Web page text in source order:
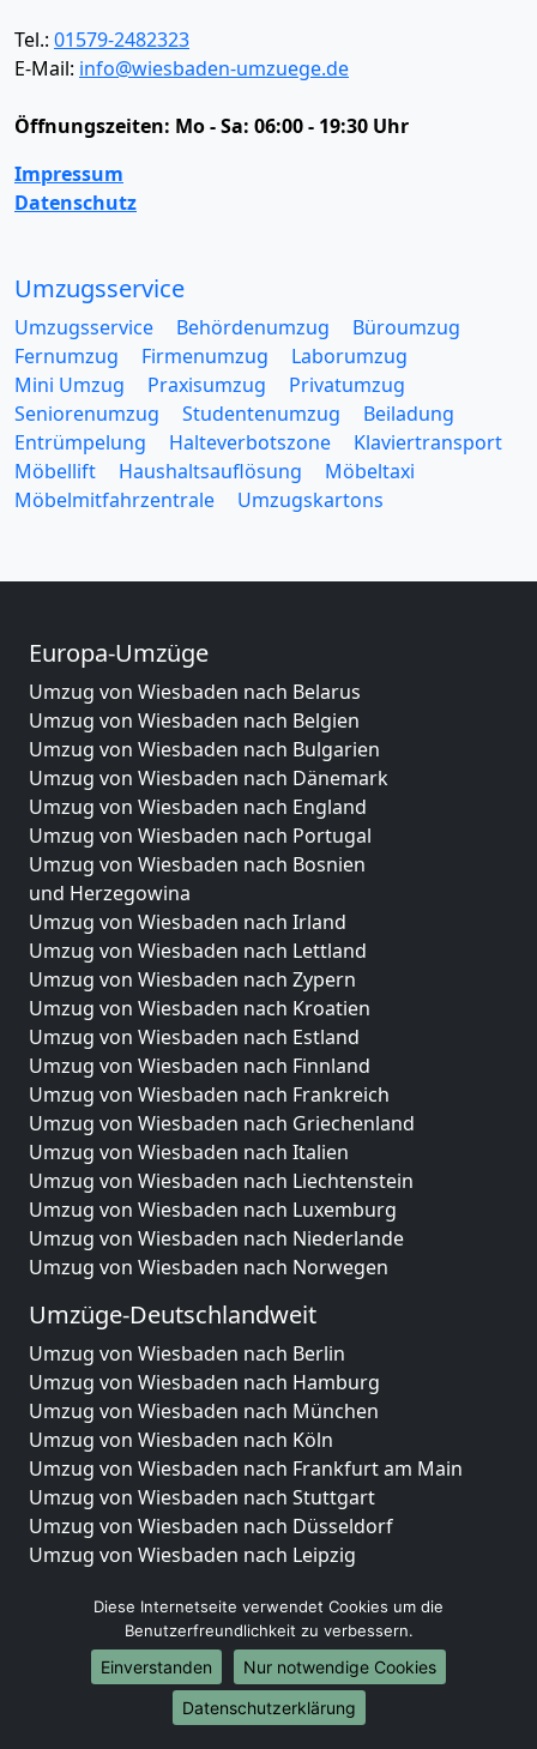
Tel.: 01579-2482323
E-Mail: info@wiesbaden-umzuege.de
Öffnungszeiten: Mo - Sa: 06:00 - 19:30 Uhr
Impressum
Datenschutz
Umzugsservice
Umzugsservice Behördenumzug
Büroumzug
Fernumzug
Firmenumzug
Laborumzug
Mini Umzug
Praxisumzug
Privatumzug
Seniorenumzug
Studentenumzug
Beiladung
Entrümpelung
Halteverbotszone
Klaviertransport
Möbellift
Haushaltsauflösung
Möbeltaxi
Möbelmitfahrzentrale
Umzugskartons
Europa-Umzüge
Umzug von Wiesbaden nach Belarus
Umzug von Wiesbaden nach Belgien
Umzug von Wiesbaden nach Bulgarien
Umzug von Wiesbaden nach Dänemark
Umzug von Wiesbaden nach England
Umzug von Wiesbaden nach Portugal
Umzug von Wiesbaden nach Bosnien
und Herzegowina
Umzug von Wiesbaden nach Irland
Umzug von Wiesbaden nach Lettland
Umzug von Wiesbaden nach Zypern
Umzug von Wiesbaden nach Kroatien
Umzug von Wiesbaden nach Estland
Umzug von Wiesbaden nach Finnland
Umzug von Wiesbaden nach Frankreich
Umzug von Wiesbaden nach Griechenland
Umzug von Wiesbaden nach Italien
Umzug von Wiesbaden nach Liechtenstein
Umzug von Wiesbaden nach Luxemburg
Umzug von Wiesbaden nach Niederlande
Umzug von Wiesbaden nach Norwegen
Umzüge-Deutschlandweit
Umzug von Wiesbaden nach Berlin
Umzug von Wiesbaden nach Hamburg
Umzug von Wiesbaden nach München
Umzug von Wiesbaden nach Köln
Umzug von Wiesbaden nach Frankfurt am Main
Umzug von Wiesbaden nach Stuttgart
Umzug von Wiesbaden nach Düsseldorf
Umzug von Wiesbaden nach Leipzig
Umzug von Wiesbaden nach Essen
Umzug von Wiesbaden nach Bremen
Umzug von Wiesbaden nach Dresden
Umzug von Wiesbaden nach Hannover
Umzug von Wiesbaden nach Nürnberg
Diese Internetseite verwendet Cookies um die
Benutzerfreundlichkeit zu verbessern.
Einverstanden
Nur notwendige Cookies
Datenschutzerklärung